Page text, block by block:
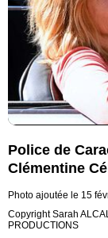
Police de
Clémentine
Photo ajoutée le 15
Copyright Sarah
PRODUCTIONS